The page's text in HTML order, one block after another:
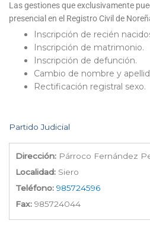
Las gestiones que exclusivamente
presencial en el Registro Civil de
Inscripción de recién
Inscripción de matrimonio.
Inscripción de defunción.
Cambio de nombre y
Rectificación registral sexo.
Partido Judicial
Dirección: Párroco Fernández
Localidad: Siero
Teléfono: 985724596
Fax: 985724044